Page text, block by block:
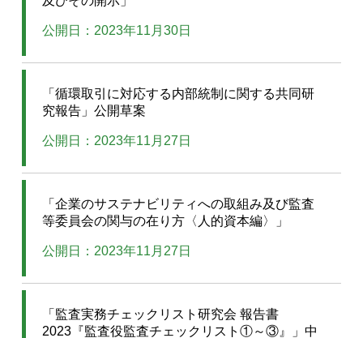
公開日：2023年11月30日
「循環取引に対応する内部統制に関する共同研
究報告」公開草案
公開日：2023年11月27日
「企業のサステナビリティへの取組み及び監査
等委員会の関与の在り方〈人的資本編〉」
公開日：2023年11月27日
「監査実務チェックリスト研究会 報告書
2023『監査役監査チェックリスト①～③』」中